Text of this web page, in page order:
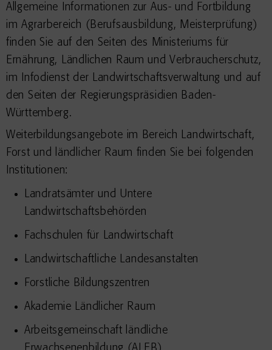
Allgemeine Informationen zur Aus- und Fortbildung
im Agrarbereich (Berufsausbildung, Meisterprüfung)
finden Sie auf den Seiten des Ministeriums für
Ernährung, Ländlichen Raum und Verbraucherschutz,
im Infodienst der Landwirtschaftsverwaltung und auf
den Seiten der Regierungspräsidien Baden-
Württemberg.
Weiterbildungsangebote im Bereich Landwirtschaft,
Forst und ländlicher Raum finden Sie bei folgenden
Institutionen:
Landratsämter und Untere
Landwirtschaftsbehörden
Fachschulen für Landwirtschaft
Landwirtschaftliche Landesanstalten
Forstliche Bildungszentren
Akademie Ländlicher Raum
Arbeitsgemeinschaft ländliche